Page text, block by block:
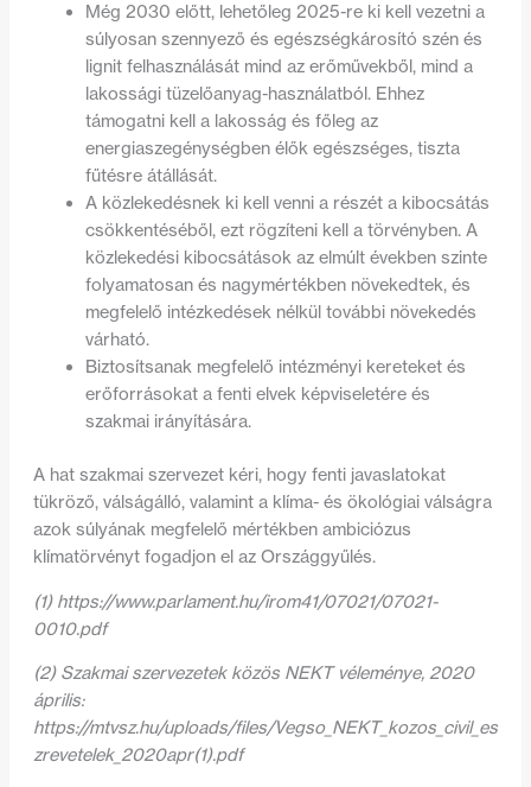
Még 2030 előtt, lehetőleg 2025-re ki kell vezetni a
súlyosan szennyező és egészségkárosító szén és
lignit felhasználását mind az erőművekből, mind a
lakossági tüzelőanyag-használatból. Ehhez
támogatni kell a lakosság és főleg az
energiaszegénységben élők egészséges, tiszta
fűtésre átállását.
A közlekedésnek ki kell venni a részét a kibocsátás
csökkentéséből, ezt rögzíteni kell a törvényben. A
közlekedési kibocsátások az elmúlt években szinte
folyamatosan és nagymértékben növekedtek, és
megfelelő intézkedések nélkül további növekedés
várható.
Biztosítsanak megfelelő intézményi kereteket és
erőforrásokat a fenti elvek képviseletére és
szakmai irányítására.
A hat szakmai szervezet kéri, hogy fenti javaslatokat
tükröző, válságálló, valamint a klíma- és ökológiai válságra
azok súlyának megfelelő mértékben ambiciózus
klímatörvényt fogadjon el az Országgyűlés.
(1) https://www.parlament.hu/irom41/07021/07021-
0010.pdf
(2) Szakmai szervezetek közös NEKT véleménye, 2020
április:
https://mtvsz.hu/uploads/files/Vegso_NEKT_kozos_civil_es
zrevetelek_2020apr(1).pdf